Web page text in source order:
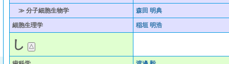
≫ 分子細胞生物学 森田 明典
細胞生理学 稲垣 明浩
し